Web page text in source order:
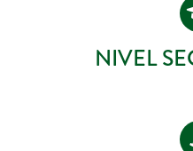
NIVEL